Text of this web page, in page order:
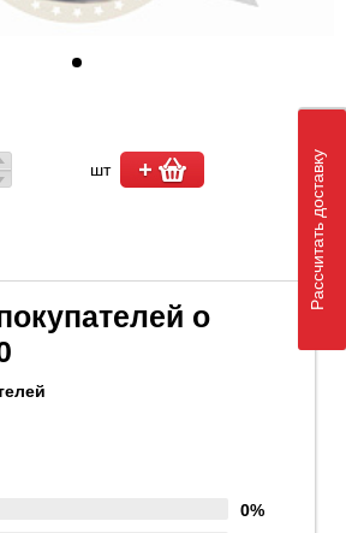
шт
о
0%
Рассчитать доставку